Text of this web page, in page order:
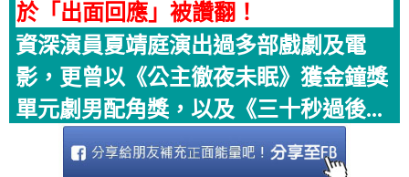
於「出面回應」被讚翻！
資深演員夏靖庭演出過多部戲劇及電
影，更曾以《公主徹夜未眠》獲金鐘獎
單元劇男配角獎，以及《三十秒過後...